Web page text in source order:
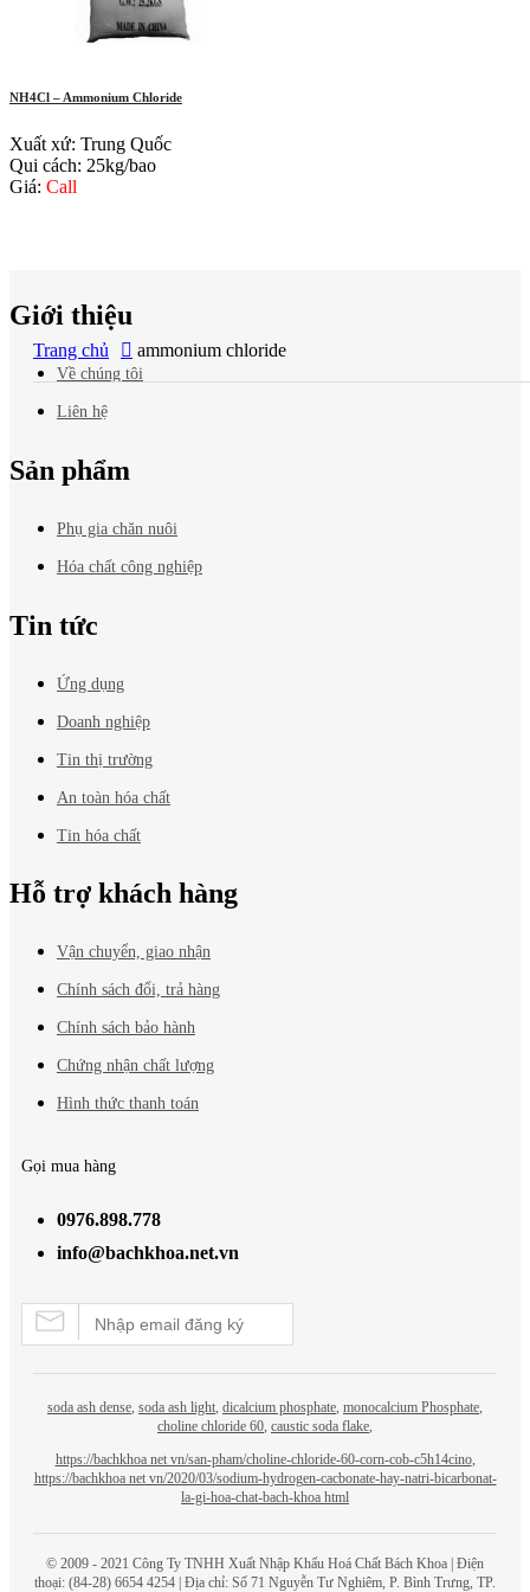
NH4Cl – Ammonium Chloride
Xuất xứ: Trung Quốc
Qui cách: 25kg/bao
Giá: Call
Trang chủ ammonium chloride
Giới thiệu
Về chúng tôi
Liên hệ
Sản phẩm
Phụ gia chăn nuôi
Hóa chất công nghiệp
Tin tức
Ứng dụng
Doanh nghiệp
Tin thị trường
An toàn hóa chất
Tin hóa chất
Hỗ trợ khách hàng
Vận chuyển, giao nhận
Chính sách đổi, trả hàng
Chính sách bảo hành
Chứng nhận chất lượng
Hình thức thanh toán
Gọi mua hàng
0976.898.778
info@bachkhoa.net.vn
soda ash dense, soda ash light, dicalcium phosphate, monocalcium Phosphate,
choline chloride 60, caustic soda flake,
https://bachkhoa net vn/san-pham/choline-chloride-60-corn-cob-c5h14cino,
https://bachkhoa net vn/2020/03/sodium-hydrogen-cacbonate-hay-natri-bicarbonat-
la-gi-hoa-chat-bach-khoa html
© 2009 - 2021 Công Ty TNHH Xuất Nhập Khẩu Hoá Chất Bách Khoa | Điện
thoại: (84-28) 6654 4254 | Địa chỉ: Số 71 Nguyễn Tư Nghiêm, P. Bình Trưng, TP.